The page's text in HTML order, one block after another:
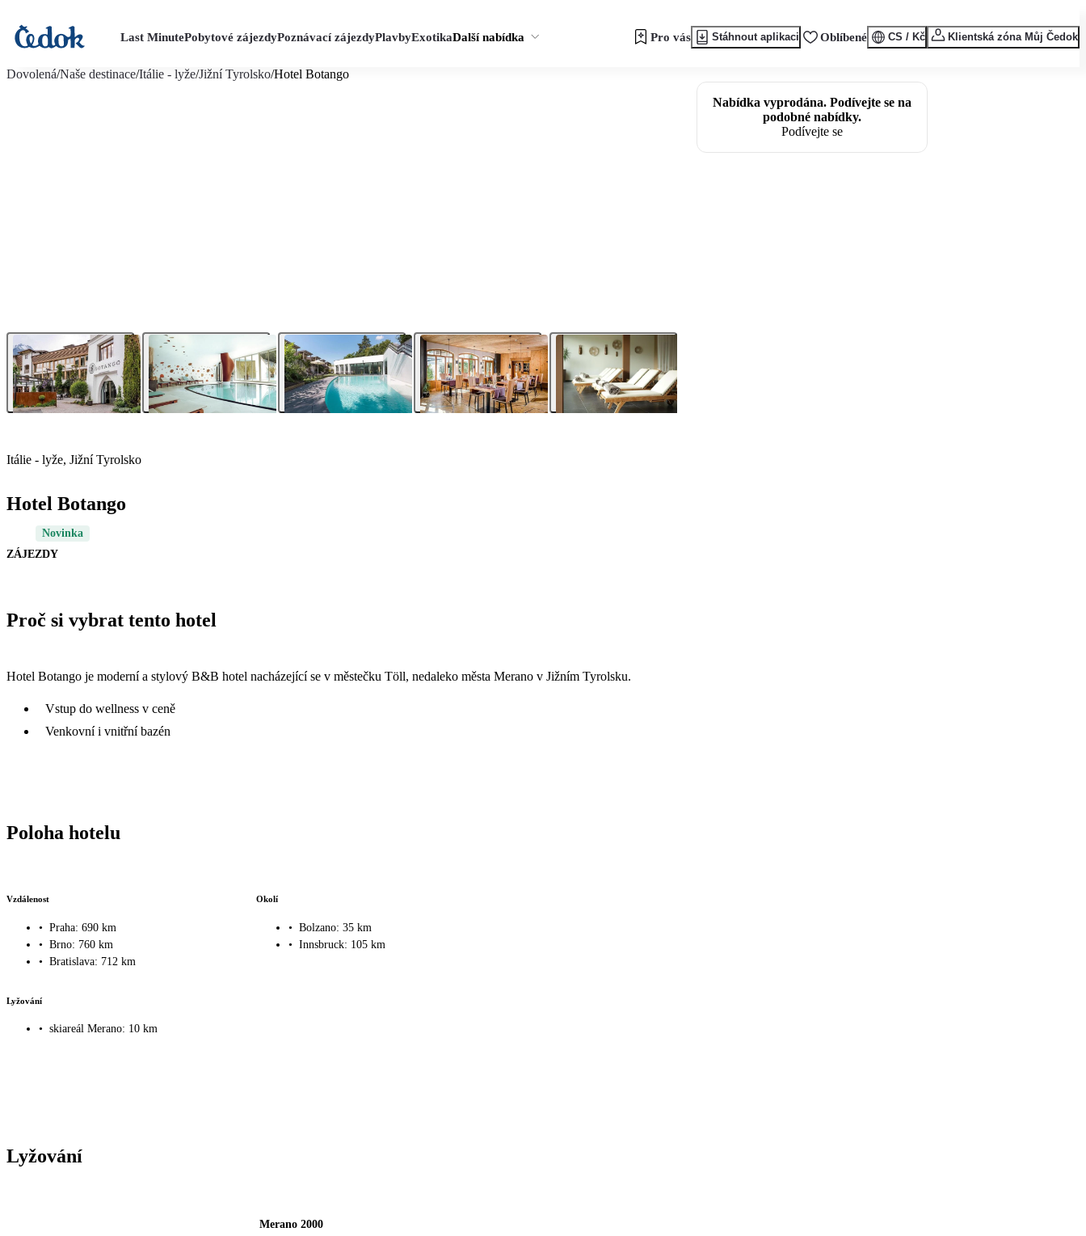
Last MinutePobytové zájezdyPoznávací zájezdyPlavbyExotikaDalší nabídka Pro vás Stáhnout aplikaci Oblíbené CS / Kč Klientská zóna Můj Čedok
Dovolená/Naše destinace/Itálie - lyže/Jižní Tyrolsko/Hotel Botango
Itálie - lyže, Jižní Tyrolsko
Hotel Botango
Novinka
ZÁJEZDY
Proč si vybrat tento hotel
Hotel Botango je moderní a stylový B&B hotel nacházející se v městečku Töll, nedaleko města Merano v Jižním Tyrolsku.
Vstup do wellness v ceně
Venkovní i vnitřní bazén
Poloha hotelu
Vzdálenost
• Praha: 690 km
• Brno: 760 km
• Bratislava: 712 km
Okolí
• Bolzano: 35 km
• Innsbruck: 105 km
Lyžování
• skiareál Merano: 10 km
Lyžování
Merano 2000
Nabídka vyprodána. Podívejte se na
podobné nabídky.
Podívejte se